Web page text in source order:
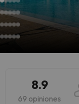
8.9
69 opiniones